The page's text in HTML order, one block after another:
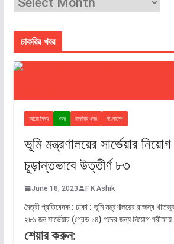
চাকরির খবর
আরো বিষয় খবর চাকরির খবর বাংলাদেশ
ভূমি মন্ত্রণালয়ের সার্ভেয়ার নিয়োগ
চূড়ান্তভাবে উত্তীর্ণ ৮৩
June 18, 2023 F K Ashik
মৈত্রী প্রতিবেদক : ঢাকা : ভূমি মন্ত্রণালয়ের রাজস্ব
২৮১ জন সার্ভেয়ার (গ্রেড ১৪) পদের জন্য নিয়োগ পরীক্ষায়
শেয়ার করুন: